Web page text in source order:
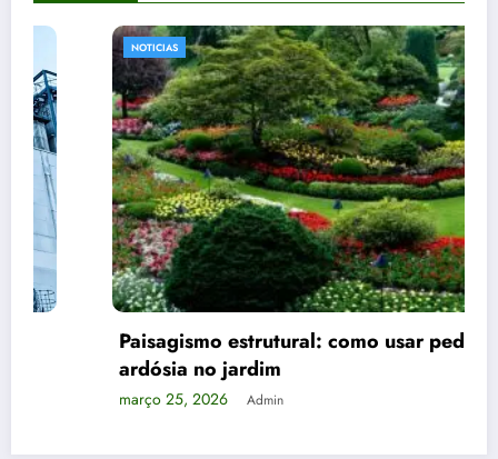
Paisagismo estrutural: como usar pedras e
ardósia no jardim
março 25, 2026 Admin